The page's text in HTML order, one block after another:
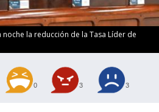
noche la reducción de la Tasa Líder de
0 3 3